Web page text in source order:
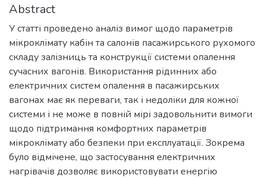
Abstract
У статті проведено аналіз вимог щодо параметрів
мікроклімату кабін та салонів пасажирського рухомого
складу залізниць та конструкції системи опалення
сучасних вагонів. Використання рідинних або
електричних систем опалення в пасажирських
вагонах має як переваги, так і недоліки для кожної
системи і не може в повній мірі задовольнити вимоги
щодо підтримання комфортних параметрів
мікроклімату або безпеки при експлуатації. Зокрема
було відмічене, що застосування електричних
нагрівачів дозволяє використовувати енергію